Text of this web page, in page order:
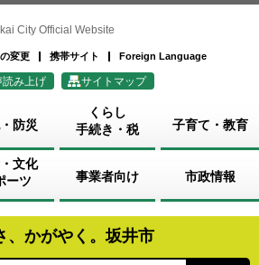
City Official Website
変更 携帯サイト Foreign Language
読み上げ サイトマップ
防災
くらし
手続き・税
子育て・教育
文化
ーツ
事業者向け 市政情報
、かがやく。坂井市